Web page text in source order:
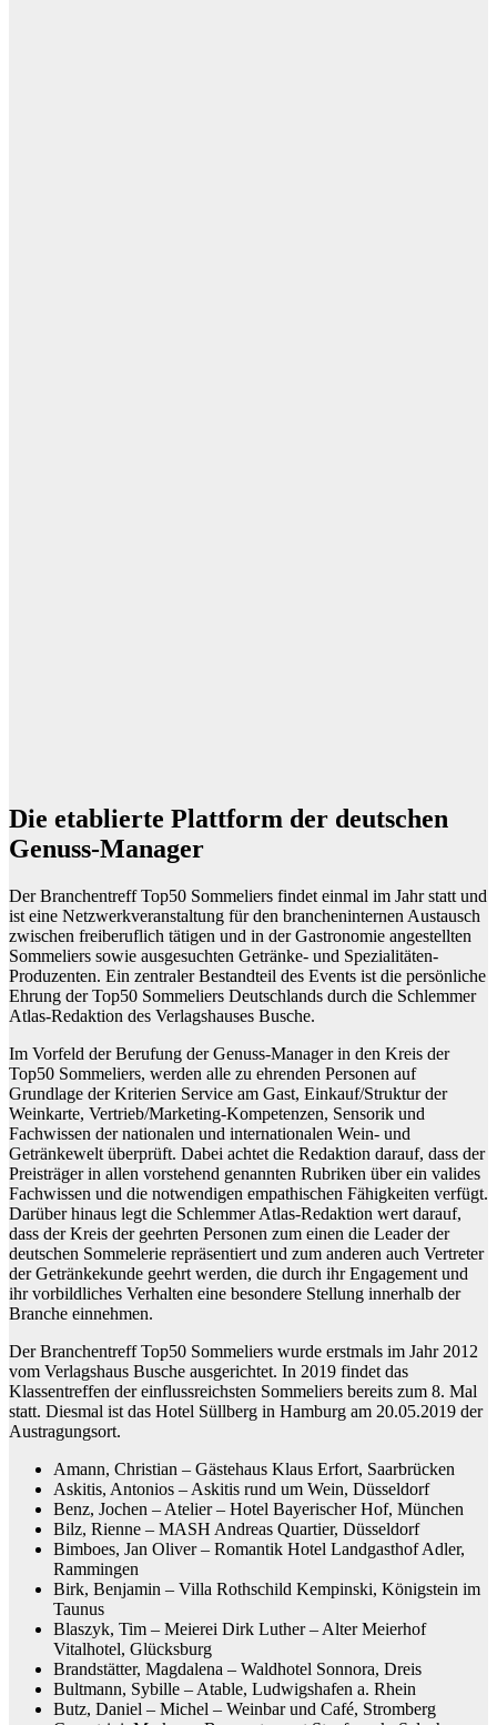
Die etablierte Plattform der deutschen
Genuss-Manager
Der Branchentreff Top50 Sommeliers findet einmal im Jahr statt und
ist eine Netzwerkveranstaltung für den brancheninternen Austausch
zwischen freiberuflich tätigen und in der Gastronomie angestellten
Sommeliers sowie ausgesuchten Getränke- und Spezialitäten-
Produzenten. Ein zentraler Bestandteil des Events ist die persönliche
Ehrung der Top50 Sommeliers Deutschlands durch die Schlemmer
Atlas-Redaktion des Verlagshauses Busche.
Im Vorfeld der Berufung der Genuss-Manager in den Kreis der
Top50 Sommeliers, werden alle zu ehrenden Personen auf
Grundlage der Kriterien Service am Gast, Einkauf/Struktur der
Weinkarte, Vertrieb/Marketing-Kompetenzen, Sensorik und
Fachwissen der nationalen und internationalen Wein- und
Getränkewelt überprüft. Dabei achtet die Redaktion darauf, dass der
Preisträger in allen vorstehend genannten Rubriken über ein valides
Fachwissen und die notwendigen empathischen Fähigkeiten verfügt.
Darüber hinaus legt die Schlemmer Atlas-Redaktion wert darauf,
dass der Kreis der geehrten Personen zum einen die Leader der
deutschen Sommelerie repräsentiert und zum anderen auch Vertreter
der Getränkekunde geehrt werden, die durch ihr Engagement und
ihr vorbildliches Verhalten eine besondere Stellung innerhalb der
Branche einnehmen.
Der Branchentreff Top50 Sommeliers wurde erstmals im Jahr 2012
vom Verlagshaus Busche ausgerichtet. In 2019 findet das
Klassentreffen der einflussreichsten Sommeliers bereits zum 8. Mal
statt. Diesmal ist das Hotel Süllberg in Hamburg am 20.05.2019 der
Austragungsort.
Amann, Christian – Gästehaus Klaus Erfort, Saarbrücken
Askitis, Antonios – Askitis rund um Wein, Düsseldorf
Benz, Jochen – Atelier – Hotel Bayerischer Hof, München
Bilz, Rienne – MASH Andreas Quartier, Düsseldorf
Bimboes, Jan Oliver – Romantik Hotel Landgasthof Adler,
Rammingen
Birk, Benjamin – Villa Rothschild Kempinski, Königstein im
Taunus
Blaszyk, Tim – Meierei Dirk Luther – Alter Meierhof
Vitalhotel, Glücksburg
Brandstätter, Magdalena – Waldhotel Sonnora, Dreis
Bultmann, Sybille – Atable, Ludwigshafen a. Rhein
Butz, Daniel – Michel – Weinbar und Café, Stromberg